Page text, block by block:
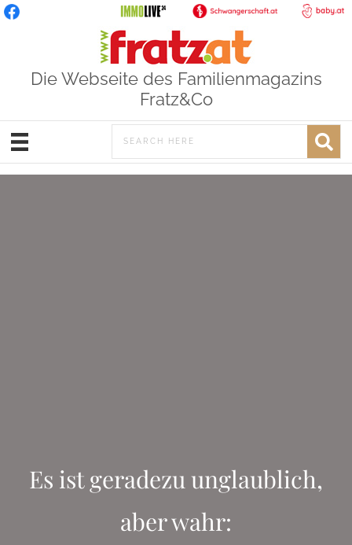
Die Webseite des Familienmagazins
Fratz&Co
Es ist geradezu unglaublich,
aber wahr: